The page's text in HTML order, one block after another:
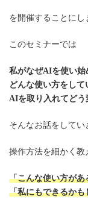
を開催することにし
このセミナーでは
私がなぜAIを使い始
どんな使い方をして
AIを取り入れてどう
そんなお話をしてい
操作方法を細かく教
「こんな使い方があ
「私にもできるかも